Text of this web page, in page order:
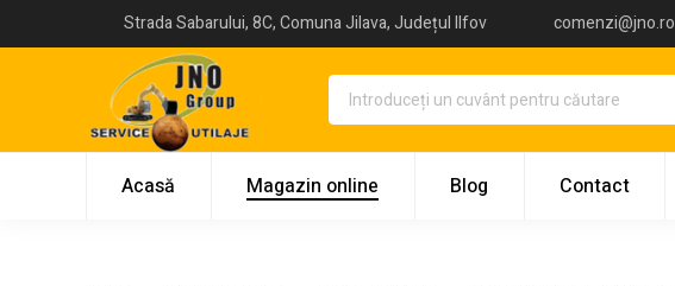
Strada Sabarului, 8C, Comuna Jilava, Județul Ilfov comenzi@jno.ro
Acasă Magazin online Blog Contact